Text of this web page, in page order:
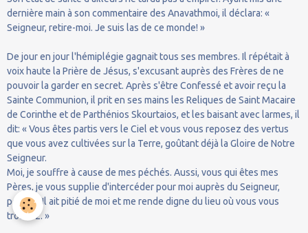
dernière main à son commentaire des Anavathmoi, il déclara: «
Seigneur, retire-moi. Je suis las de ce monde! »
De jour en jour l'hémiplégie gagnait tous ses membres. Il répétait à
voix haute la Prière de Jésus, s'excusant auprès des Frères de ne
pouvoir la garder en secret. Après s'être Confessé et avoir reçu la
Sainte Communion, il prit en ses mains les Reliques de Saint Macaire
de Corinthe et de Parthénios Skourtaios, et les baisant avec larmes, il
dit: « Vous êtes partis vers le Ciel et vous vous reposez des vertus
que vous avez cultivées sur la Terre, goûtant déjà la Gloire de Notre
Seigneur.
Moi, je souffre à cause de mes péchés. Aussi, vous qui êtes mes
Pères, je vous supplie d'intercéder pour moi auprès du Seigneur,
pour qu'Il ait pitié de moi et me rende digne du lieu où vous vous
trouvez. »